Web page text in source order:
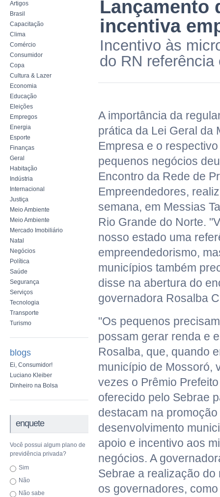
Artigos
Brasil
Capacitação
Clima
Comércio
Consumidor
Copa
Cultura & Lazer
Economia
Educação
Eleições
Empregos
Energia
Esporte
Finanças
Geral
Habitação
Indústria
Internacional
Justiça
Meio Ambiente
Meio Ambiente
Mercado Imobiliário
Natal
Negócios
Política
Saúde
Segurança
Serviços
Tecnologia
Transporte
Turismo
blogs
Ei, Consumidor!
Luciano Kleiber
Dinheiro na Bolsa
enquete
Você possui algum plano de
previdência privada?
Sim
Não
Não sabe
Lançamento
incentiva
Incentivo às
do RN
A importância da
prática da Lei Geral da
Empresa e o
pequenos negócios
Encontro da Rede de
Empreendedores,
semana, em Messias
Rio Grande do Norte.
nosso estado uma
empreendedorismo,
municípios também
disse na abertura do
governadora Rosalba
"Os pequenos
possam gerar renda e
Rosalba, que, quando
município de Mossoró,
vezes o Prêmio
oferecido pelo Sebrae
destacam na promoção
desenvolvimento
apoio e incentivo aos
negócios. A
Sebrae a realização
os governadores,